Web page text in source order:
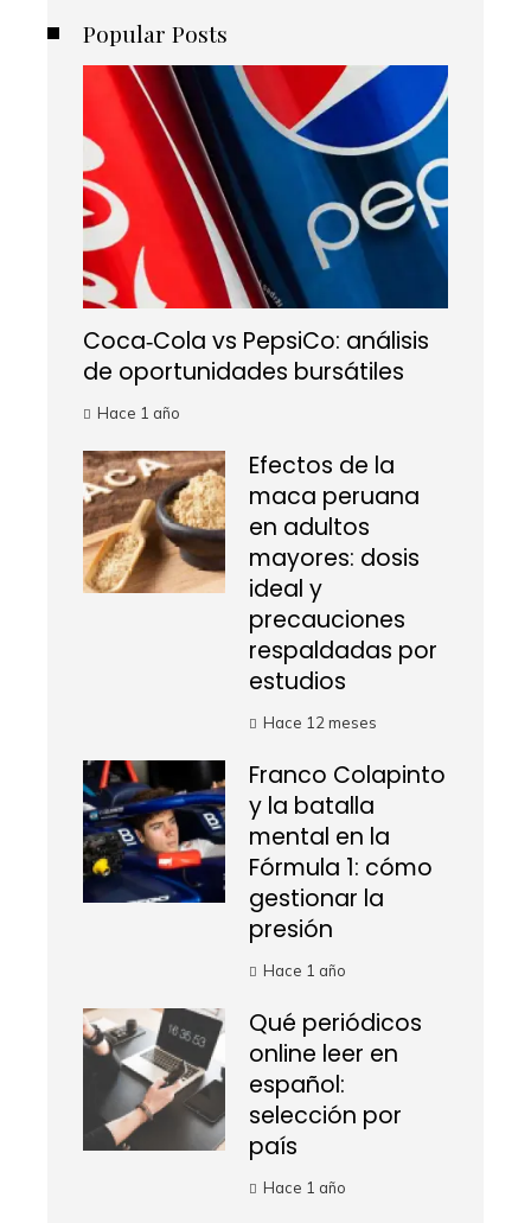
Popular Posts
Coca‑Cola vs PepsiCo: análisis
de oportunidades bursátiles
Hace 1 año
Efectos de la
maca peruana
en adultos
mayores: dosis
ideal y
precauciones
respaldadas por
estudios
Hace 12 meses
Franco Colapinto
y la batalla
mental en la
Fórmula 1: cómo
gestionar la
presión
Hace 1 año
Qué periódicos
online leer en
español:
selección por
país
Hace 1 año